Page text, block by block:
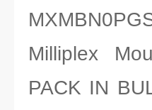
Milliplex
PACK IN